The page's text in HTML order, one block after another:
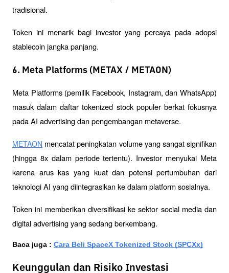
tradisional.
Token ini menarik bagi investor yang percaya pada adopsi
stablecoin jangka panjang.
6. Meta Platforms (METAX / METAON)
Meta Platforms (pemilik Facebook, Instagram, dan WhatsApp)
masuk dalam daftar tokenized stock populer berkat fokusnya
pada AI advertising dan pengembangan metaverse.
METAON mencatat peningkatan volume yang sangat signifikan
(hingga 8x dalam periode tertentu). Investor menyukai Meta
karena arus kas yang kuat dan potensi pertumbuhan dari
teknologi AI yang diintegrasikan ke dalam platform sosialnya.
Token ini memberikan diversifikasi ke sektor social media dan
digital advertising yang sedang berkembang.
Baca juga : Cara Beli SpaceX Tokenized Stock (SPCXx)
Keunggulan dan Risiko Investasi